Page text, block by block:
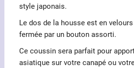
style japonais.
Le dos de la housse est en
fermée par un bouton assorti.
Ce coussin sera parfait pour
asiatique sur votre canapé ou